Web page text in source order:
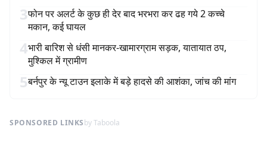
3फोन पर अलर्ट के कुछ ही देर बाद भरभरा कर ढह गये 2 कच्चे
मकान, कई घायल
4भारी बारिश से धंसी मानकर-खामारग्राम सड़क, यातायात ठप,
मुश्किल में ग्रामीण
5बर्नपुर के न्यू टाउन इलाके में बड़े हादसे की आशंका, जांच की मांग
SPONSORED LINKSby Taboola